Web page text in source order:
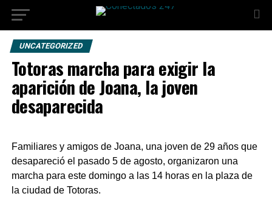
UNCATEGORIZED
Totoras marcha para exigir la
aparición de Joana, la joven
desaparecida
Familiares y amigos de Joana, una joven de 29 años que
desapareció el pasado 5 de agosto, organizaron una
marcha para este domingo a las 14 horas en la plaza de
la ciudad de Totoras.